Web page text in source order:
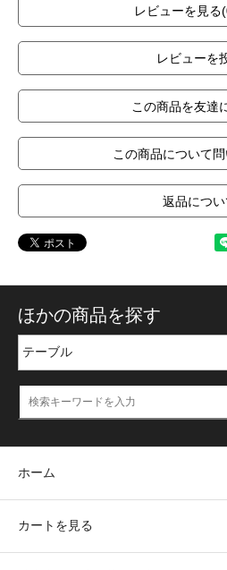
レビューを見る
レビューを
この商品を友達
この商品について
返品につい
ほかの商品を探す
ホーム
カートを見る